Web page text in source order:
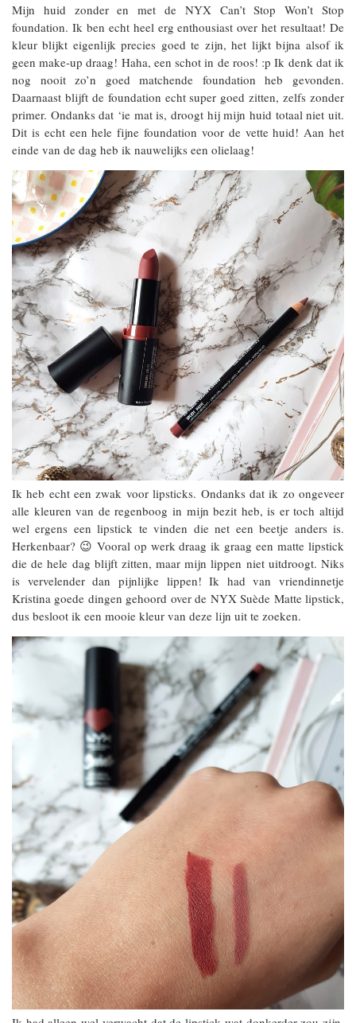
Mijn huid zonder en met de NYX Can’t Stop Won’t Stop
foundation. Ik ben echt heel erg enthousiast over het resultaat! De
kleur blijkt eigenlijk precies goed te zijn, het lijkt bijna alsof ik
geen make-up draag! Haha, een schot in de roos! :p Ik denk dat ik
nog nooit zo’n goed matchende foundation heb gevonden.
Daarnaast blijft de foundation echt super goed zitten, zelfs zonder
primer. Ondanks dat ‘ie mat is, droogt hij mijn huid totaal niet uit.
Dit is echt een hele fijne foundation voor de vette huid! Aan het
einde van de dag heb ik nauwelijks een olielaag!
Ik heb echt een zwak voor lipsticks. Ondanks dat ik zo ongeveer
alle kleuren van de regenboog in mijn bezit heb, is er toch altijd
wel ergens een lipstick te vinden die net een beetje anders is.
Herkenbaar? 😉 Vooral op werk draag ik graag een matte lipstick
die de hele dag blijft zitten, maar mijn lippen niet uitdroogt. Niks
is vervelender dan pijnlijke lippen! Ik had van vriendinnetje
Kristina goede dingen gehoord over de NYX Suède Matte lipstick,
dus besloot ik een mooie kleur van deze lijn uit te zoeken.